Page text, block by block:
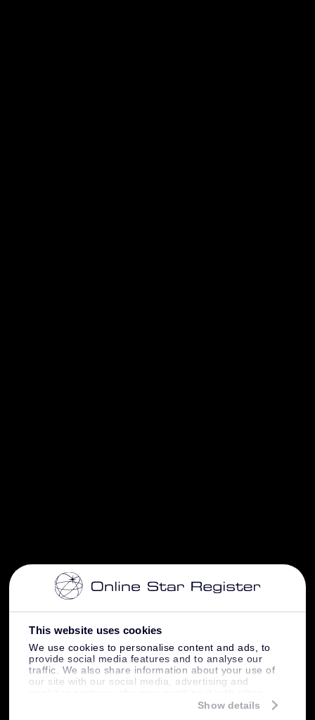
This website uses cookies
We use cookies to personalise content and ads, to
provide social media features and to analyse our
traffic. We also share information about your use of
our site with our social media, advertising and
information that you’ve provided to them or that
Show details